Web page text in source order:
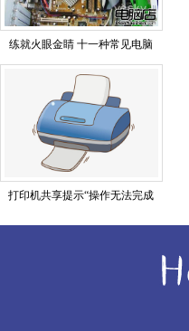
练就火眼金睛 十一种常见电脑
打印机共享提示“操作无法完成